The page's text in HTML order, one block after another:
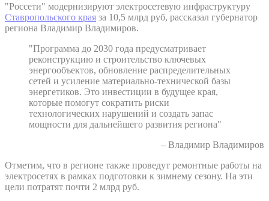
"Россети" модернизируют электросетевую инфраструктуру
Ставропольского края за 10,5 млрд руб, рассказал губернатор
региона Владимир Владимиров.
"Программа до 2030 года предусматривает
реконструкцию и строительство ключевых
энергообъектов, обновление распределительных
сетей и усиление материально-технической базы
энергетиков. Это инвестиции в будущее края,
которые помогут сократить риски
технологических нарушений и создать запас
мощности для дальнейшего развития региона"
– Владимир Владимиров
Отметим, что в регионе также проведут ремонтные работы на
электросетях в рамках подготовки к зимнему сезону. На эти
цели потратят почти 2 млрд руб.